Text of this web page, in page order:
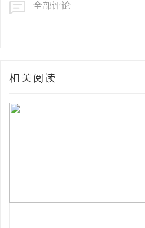
全部评论
相关阅读